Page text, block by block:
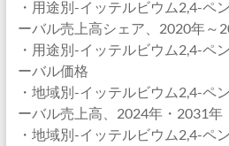
・用途別-イッテルビウム2,4-ペ
ーバル売上高シェア、2020年～
・用途別-イッテルビウム2,4-ペ
ーバル価格
・地域別-イッテルビウム2,4-ペ
ーバル売上高、2024年・2031年
・地域別-イッテルビウム2,4-ペ